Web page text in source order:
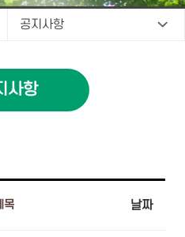
공지사항
사항
목 날짜